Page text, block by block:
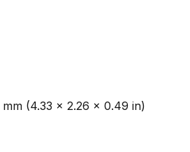
mm (4.33 x 2.26 x 0.49 in)